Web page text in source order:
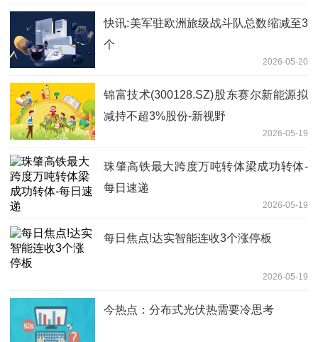
快讯:美军驻欧洲旅级战斗队总数缩减至3
个
2026-05-20
锦富技术(300128.SZ)股东赛尔新能源拟
减持不超3%股份-新视野
2026-05-19
珠肇高铁最大跨度万吨转体梁成功转体-
每日速递
2026-05-19
每日焦点!达实智能连收3个涨停板
2026-05-19
今热点：分布式光伏热需要冷思考